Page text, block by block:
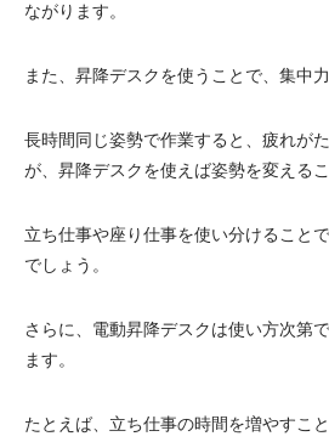
ながります。
また、昇降デスクを使うことで、集中
長時間同じ姿勢で作業すると、疲れが
が、昇降デスクを使えば姿勢を変えるこ
立ち仕事や座り仕事を使い分けること
でしょう。
さらに、電動昇降デスクは使い方次第
ます。
たとえば、立ち仕事の時間を増やすこ